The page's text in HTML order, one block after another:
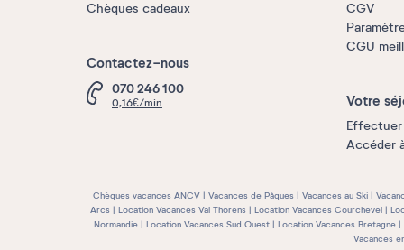
Chèques cadeaux
Contactez-nous
070 246 100
0,16€/min
CGV
CGU
Votre
Effectuer
Accéder
Chèques vacances ANCV Vacances de Pâques Vacances au Ski
Arcs
Location Vacances Val Thorens Location Vacances Courchevel
Normandie
Location Vacances Sud Ouest Location Vacances Bretagne
Vacances